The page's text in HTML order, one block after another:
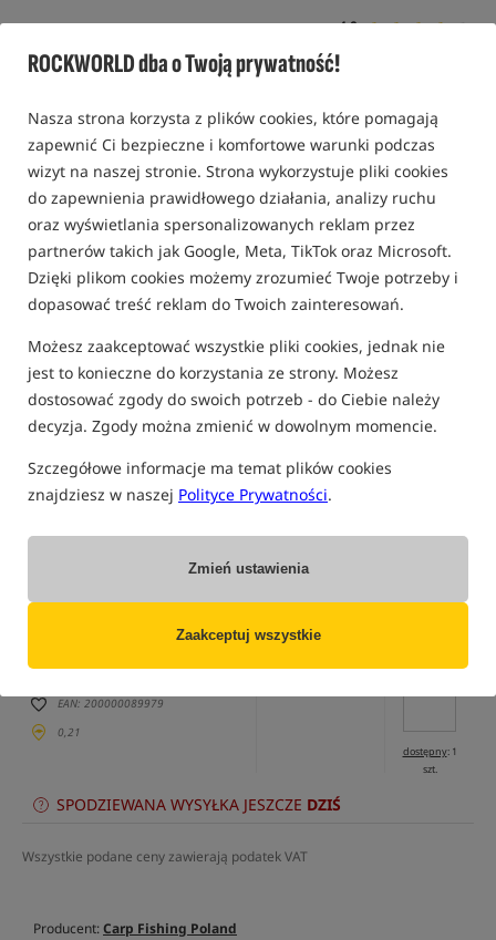
ROCKWORLD dba o Twoją prywatność!
Nasza strona korzysta z plików cookies, które pomagają
zapewnić Ci bezpieczne i komfortowe warunki podczas
wizyt na naszej stronie. Strona wykorzystuje pliki cookies
do zapewnienia prawidłowego działania, analizy ruchu
oraz wyświetlania spersonalizowanych reklam przez
partnerów takich jak Google, Meta, TikTok oraz Microsoft.
Dzięki plikom cookies możemy zrozumieć Twoje potrzeby i
dopasować treść reklam do Twoich zainteresowań.
Możesz zaakceptować wszystkie pliki cookies, jednak nie
jest to konieczne do korzystania ze strony. Możesz
dostosować zgody do swoich potrzeb - do Ciebie należy
decyzja. Zgody można zmienić w dowolnym momencie.
Szczegółowe informacje ma temat plików cookies
znajdziesz w naszej Polityce Prywatności.
Zmień ustawienia
Zaakceptuj wszystkie
4,0
1 opinia | ponad 40 osób kupiło ten produkt
"naszym magazynie"
Cena PLN
Standard
EAN: 200000089979
0,21
39.00
dostępny: 1
szt.
SPODZIEWANA WYSYŁKA JESZCZE DZIŚ
Wszystkie podane ceny zawierają podatek VAT
Producent:Carp Fishing Poland